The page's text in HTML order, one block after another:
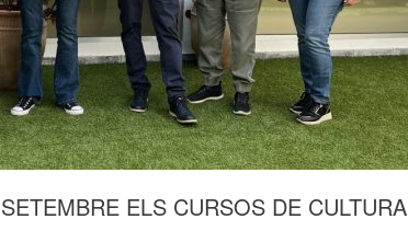
ELS CURSOS DE CULTURA